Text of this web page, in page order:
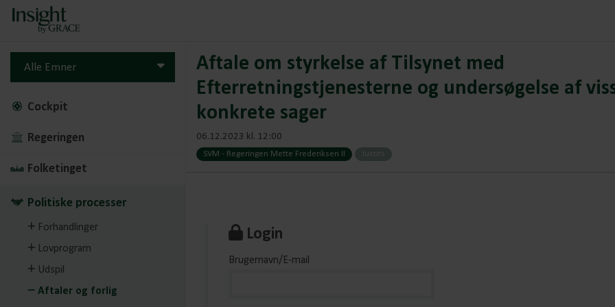
Alle Emner
Cockpit
Regeringen
Folketinget
Politiske processer
Forhandlinger
Lovprogram
Udspil
Aftaler og forlig
Aftale om styrkelse af Tilsynet med
Efterretningstjenesterne og undersøgelse af
konkrete sager
06.12.2023 kl. 12:00
SVM - Regeringen Mette Frederiksen II Justits
Login
Brugernavn/E-mail